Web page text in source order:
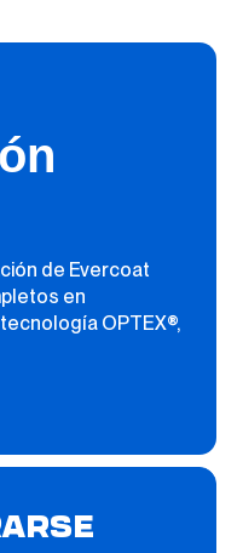
de Evercoat
en
OPTEX®,